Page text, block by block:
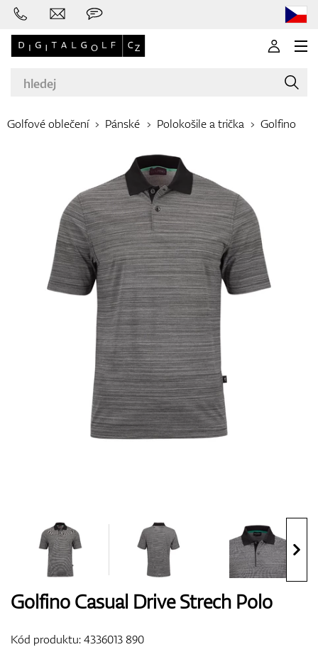
Značky
Golfové hole
Oblečení
Boty
Rukavice
Bagy
Golfové oblečení Pánské Polokošile a trička Golfino
Golfino Casual Drive Strech Polo
Kód produktu:4336013 890